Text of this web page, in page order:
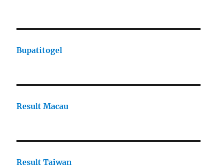
Bupatitogel
Result Macau
Result Taiwan